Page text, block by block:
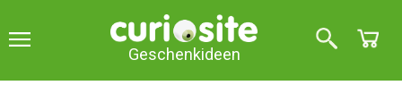
Geschenkideen